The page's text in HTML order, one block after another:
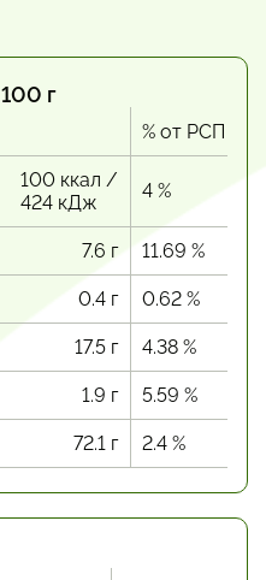
г
% от РСП
100 ккал /
424 кДж
4 %
7.6 г 11.69 %
0.4 г 0.62 %
17.5 г 4.38 %
1.9 г 5.59 %
72.1 г 2.4 %